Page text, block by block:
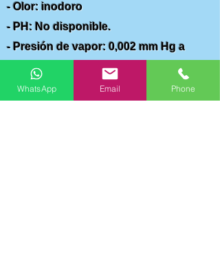
- Olor: inodoro
- PH: No disponible.
- Presión de vapor: 0,002 mm Hg a
25 °C
- Densidad de vapor: 7,0
WhatsApp Email Phone